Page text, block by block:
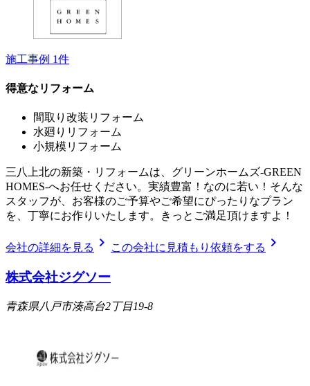
施工事例 1件
得意なリフォーム
間取り改装リフォーム
水廻りリフォーム
小規模リフォーム
三八上北の新築・リフォームは、グリーンホームズ‐GREEN
HOMES‐へお任せください。実績豊富！なのに若い！そんな
スタッフが、お客様のご予算やご希望にぴったりなプラン
を、丁寧にお作りいたします。きっとご満足頂けますよ！
会社の詳細を見る chevron_right この会社に見積もり依頼をする chevron_right
株式会社ジグソー
青森県八戸市湊高台2丁目19-8